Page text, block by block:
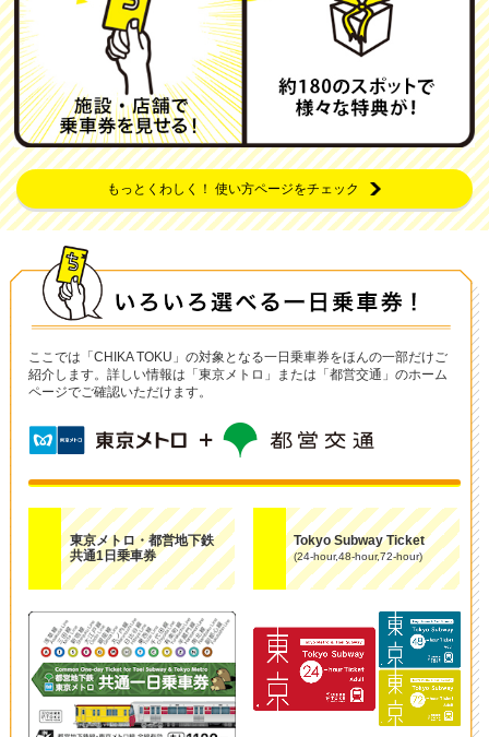
もっとくわしく！ 使い方ページをチェック
ここでは「CHIKA TOKU」の対象となる一日乗車券をほんの一部だけご
紹介します。詳しい情報は「東京メトロ」または「都営交通」のホーム
ページでご確認いただけます。
東京メトロ・都営地下鉄
共通1日乗車券
Tokyo Subway Ticket
(24-hour,48-hour,72-hour)